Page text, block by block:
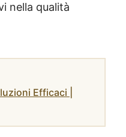
nella qualità
Efficaci |